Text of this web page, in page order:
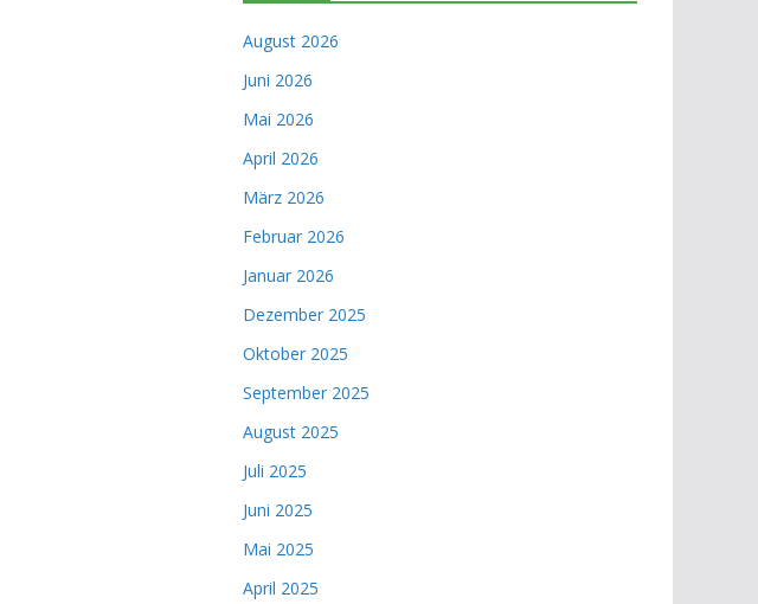
August 2026
Juni 2026
Mai 2026
April 2026
März 2026
Februar 2026
Januar 2026
Dezember 2025
Oktober 2025
September 2025
August 2025
Juli 2025
Juni 2025
Mai 2025
April 2025